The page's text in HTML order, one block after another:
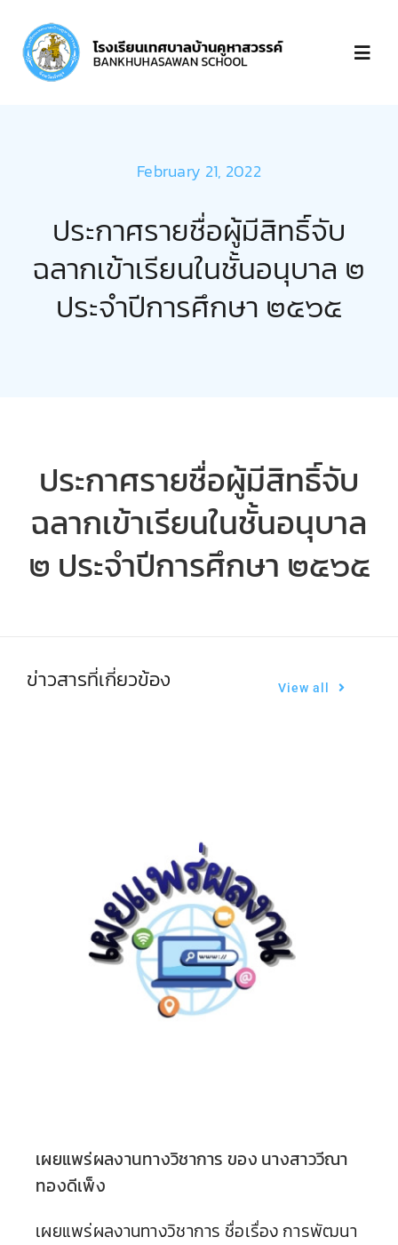
content
บุคลากร
ข่าวประกาศ
February 21, 2022
ประกาศรายชื่อผู้มีสิทธิ์จับ
ฉลากเข้าเรียนในชั้นอนุบาล ๒
ประจำปีการศึกษา ๒๕๖๕
ประกาศรายชื่อผู้มีสิทธิ์จับ
ฉลากเข้าเรียนในชั้นอนุบาล
๒ ประจำปีการศึกษา ๒๕๖๕
ข่าวสารที่เกี่ยวข้อง View all
เผยแพร่ผลงานทางวิชาการ ของ นางสาววีณา
ทองดีเพ็ง
เผยแพร่ผลงานทางวิชาการ ชื่อเรื่อง การพัฒนา